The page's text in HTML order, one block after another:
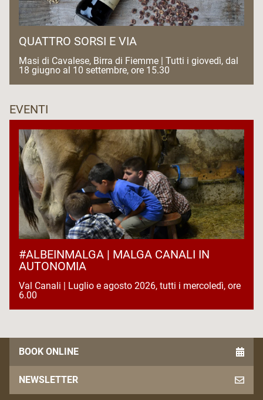
QUATTRO SORSI E VIA
Masi di Cavalese, Birra di Fiemme | Tutti i giovedì, dal
18 giugno al 10 settembre, ore 15.30
EVENTI
#ALBEINMALGA | MALGA CANALI IN
AUTONOMIA
Val Canali | Luglio e agosto 2026, tutti i mercoledì, ore
6.00
BOOK ONLINE
NEWSLETTER